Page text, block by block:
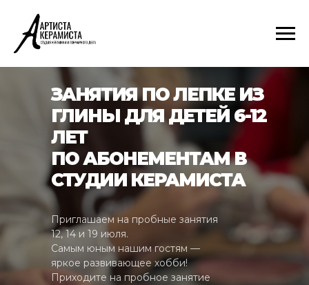
Приглашаем на пробные занятия
12, 14 и 19 июля.
Самым юным нашим гостям —
яркое развивающее хобби!
Приходите на пробное занятие
ЗАНЯТИЯ ПО ЛЕПКЕ ИЗ
ГЛИНЫ ДЛЯ ДЕТЕЙ 6-12
ЛЕТ
ПО АБОНЕМЕНТАМ В
СТУДИИ КЕРАМИСТА